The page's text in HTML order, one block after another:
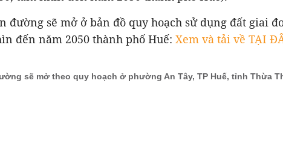
đường sẽ mở ở bản đồ quy hoạch sử dụng đất giai
đến năm 2050 thành phố Huế: Xem và tải về TẠI